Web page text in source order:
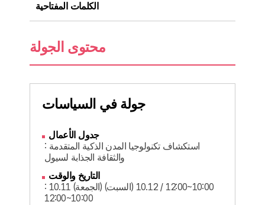
الكلمات المفتاحية
محتوى الجولة
جولة في السياسات
جدول الأعمال
: استكشاف تكنولوجيا المدن الذكية المتقدمة
والثقافة الجذابة لسيول
التاريخ والوقت
: 10.11 (الجمعة) 10:00~12:00 / 10.12 (السبت)
10:00~12:00